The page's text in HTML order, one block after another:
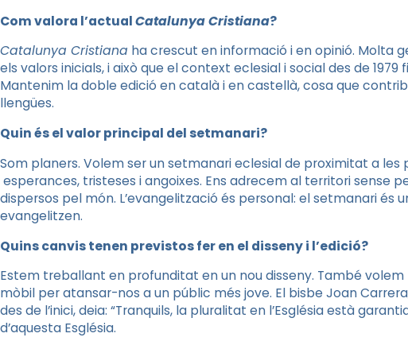
Com valora l’actualCatalunya Cristiana?
Catalunya Cristiana ha crescut en informació i en opinió. Molta
els valors inicials, i això que el context eclesial i social des de
Mantenim la doble edició en català i en castellà, cosa que
llengües.
Quin és el valor principal del setmanari?
Som planers. Volem ser un setmanari eclesial de proximitat a les
esperances, tristeses i angoixes. Ens adrecem al territori sense
dispersos pel món. L’evangelització és personal: el setmanari és
evangelitzen.
Quins canvis tenen previstos fer en el disseny i l’edició?
Estem treballant en profunditat en un nou disseny. També
mòbil per atansar-nos a un públic més jove. El bisbe Joan
des de l’inici, deia: “Tranquils, la pluralitat en l’Església està
d’aquesta Església.